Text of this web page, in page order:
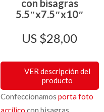
con bisagras
5.5″x7.5″x10″
$28,00
VER descripción del
producto
Confeccionamos porta foto
acrílico con bisagras.